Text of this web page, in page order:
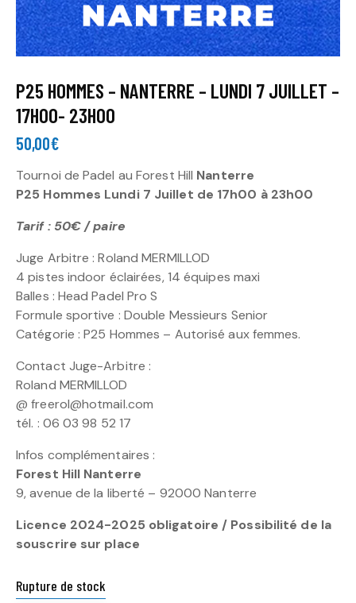
P25 HOMMES – NANTERRE – LUNDI 7 JUILLET –
17H00- 23H00
50,00€
Tournoi de Padel au Forest Hill Nanterre
P25 Hommes Lundi 7 Juillet de 17h00 à 23h00
Tarif : 50€ / paire
Juge Arbitre : Roland MERMILLOD
4 pistes indoor éclairées, 14 équipes maxi
Balles : Head Padel Pro S
Formule sportive : Double Messieurs Senior
Catégorie : P25 Hommes – Autorisé aux femmes.
Contact Juge-Arbitre :
Roland MERMILLOD
@ freerol@hotmail.com
tél. : 06 03 98 52 17
Infos complémentaires :
Forest Hill Nanterre
9, avenue de la liberté – 92000 Nanterre
Licence 2024-2025 obligatoire / Possibilité de la
souscrire sur place
Rupture de stock